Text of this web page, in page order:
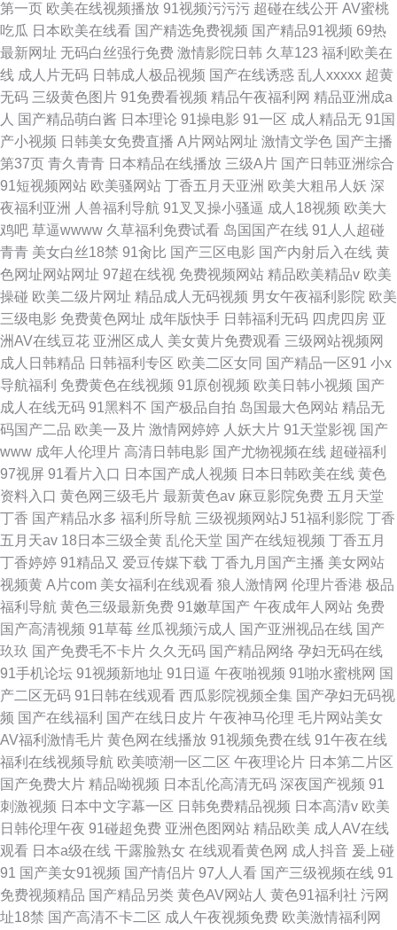
第一页 欧美在线视频播放 91视频污污污 超碰在线公开 AV蜜桃
吃瓜 日本欧美在线看 国产精选免费视频 国产精品91视频 69热
最新网址 无码白丝强行免费 激情影院日韩 久草123 福利欧美在
线 成人片无码 日韩成人极品视频 国产在线诱惑 乱人xxxxx 超黄
无码 三级黄色图片 91免费看视频 精品午夜福利网 精品亚洲成a
人 国产精品萌白酱 日本理论 91操电影 91一区 成人精品无 91国
产小视频 日韩美女免费直播 A片网站网址 激情文学色 国产主播
第37页 青久青青 日本精品在线播放 三级A片 国产日韩亚洲综合
91短视频网站 欧美骚网站 丁香五月天亚洲 欧美大粗吊人妖 深
夜福利亚洲
人兽福利导航 91叉叉操小骚逼 成人18视频 欧美大
鸡吧 草逼wwww 久草福利免费试看 岛国国产在线 91人人超碰
青青 美女白丝18禁 91肏比 国产三区电影 国产内射后入在线 黄
色网址网站网址 97超在线视 免费视频网站 精品欧美精品v 欧美
操碰 欧美二级片网址 精品成人无码视频 男女午夜福利影院 欧美
三级电影 免费黄色网址 成年版快手 日韩福利无码 四虎四房 亚
洲AV在线豆花 亚洲区成人 美女黄片免费观看 三级网站视频网
成人日韩精品 日韩福利专区 欧美二区女同 国产精品一区91 小x
导航福利 免费黄色在线视频 91原创视频 欧美日韩小视频 国产
成人在线无码 91黑料不 国产极品自拍 岛国最大色网站 精品无
码国产二品 欧美一及片 激情网婷婷 人妖大片 91天堂影视 国产
www 成年人伦理片 高清日韩电影 国产尤物视频在线 超碰福利
97视屏 91看片入口 日本国产成人视频 日本日韩欧美在线 黄色
资料入口 黄色网三级毛片 最新黄色av 麻豆影院免费 五月天堂
丁香 国产精品水多 福利所导航 三级视频网站J 51福利影院 丁香
五月天av 18日本三级全黄 乱伦天堂 国产在线短视频 丁香五月
丁香婷婷 91精品又 爱豆传媒下载 丁香九月国产主播 美女网站
视频黄 A片com 美女福利在线观看 狼人激情网 伦理片香港 极品
福利导航 黄色三级最新免费 91嫩草国产 午夜成年人网站 免费
国产高清视频 91草莓 丝瓜视频污成人 国产亚洲视品在线 国产
玖玖 国产免费毛不卡片 久久无码 国产精品网络 孕妇无码在线
91手机论坛 91视频新地址 91日逼 午夜啪视频 91啪水蜜桃网 国
产二区无码 91日韩在线观看 西瓜影院视频全集 国产孕妇无码视
频 国产在线福利 国产在线日皮片 午夜神马伦理 毛片网站美女
AV福利激情毛片 黄色网在线播放 91视频免费在线 91午夜在线
福利在线视频导航 欧美喷潮一区二区 午夜理论片 日本第二片区
国产免费大片 精品呦视频 日本乱伦高清无码 深夜国产视频 91
刺激视频 日本中文字幕一区 日韩免费精品视频 日本高清v 欧美
日韩伦理午夜 91碰超免费 亚洲色图网站 精品欧美 成人AV在线
观看 日本a级在线 干露脸熟女 在线观看黄色网 成人抖音 爰上碰
91 国产美女91视频 国产情侣片 97人人看 国产三级视频在线 91
免费视频精品 国产精品另类 黄色AV网站人 黄色91福利社 污网
址18禁 国产高清不卡二区 成人午夜视频免费 欧美激情福利网